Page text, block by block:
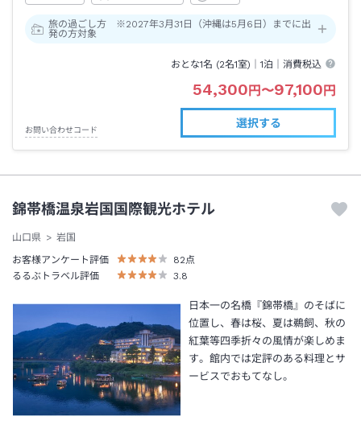
旅の過ごし方 ※2027年3月31日（沖縄は5月6日）までに出
発の方対象
おとな1名 (2名1室)｜1泊 ｜消費税込
54,300 円 〜97,100 円
お問い合わせコード
選択する
錦帯橋温泉岩国国際観光ホテル
山口県
岩国
お客様アンケート評価
82 点
るるぶトラベル評価
3.8
日本一の名橋『錦帯橋』のそばに
位置し、春は桜、夏は鵜飼、秋の
紅葉等四季折々の風情が楽しめま
す。館内では定評のある料理とサ
ービスでおもてなし。